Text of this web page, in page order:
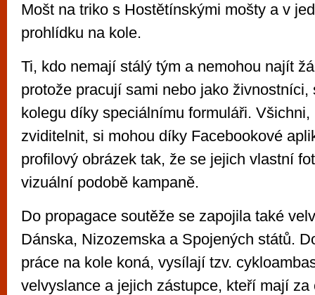
Mošt na triko s Hostětínskými mošty a v
prohlídku na kole.
Ti, kdo nemají stálý tým a nemohou najít
protože pracují sami nebo jako živnostníci,
kolegu díky speciálnímu formuláři.
zviditelnit, si mohou díky Facebookové
profilový obrázek tak, že se jejich vlastní
vizuální podobě kampaně.
Do propagace soutěže se zapojila také
Dánska, Nizozemska a Spojených států.
práce na kole koná, vysílají tzv.
velvyslance a jejich zástupce, kteří mají za